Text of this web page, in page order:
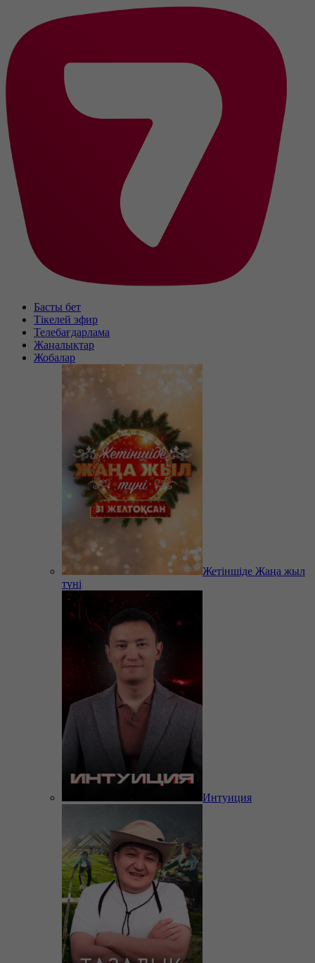
Басты бет
Тікелей эфир
Телебағдарлама
Жаңалықтар
Жобалар
Жетіншіде Жаңа жыл
түні
Интуиция